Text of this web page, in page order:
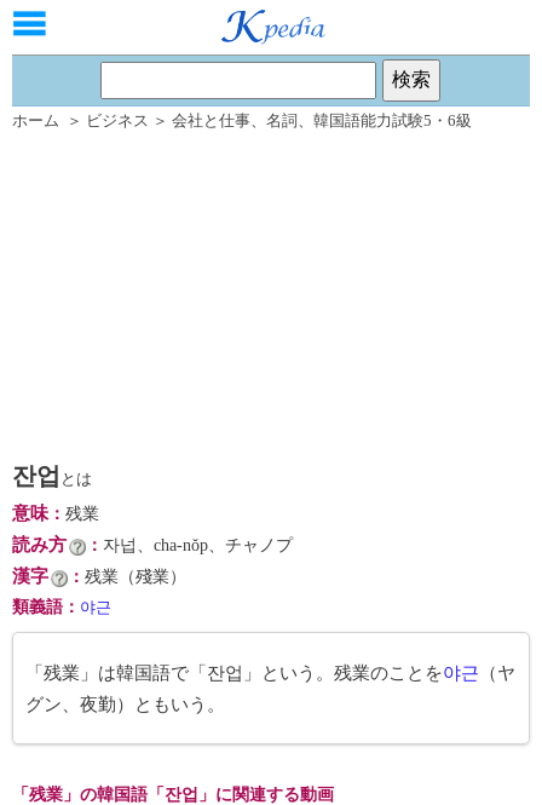
ホーム ＞ ビジネス ＞ 会社と仕事、 名詞 、 韓国語能力試験5・6級
잔업 とは
意味： 残業
読み方 ： 자넙、cha-nŏp、チャノプ
漢字 ： 残業（殘業）
類義語 ： 야근
「残業」は韓国語で「잔업」という。残業のことを야근 （ヤ
グン、夜勤）ともいう。
「残業」の韓国語「잔업」に関連する動画